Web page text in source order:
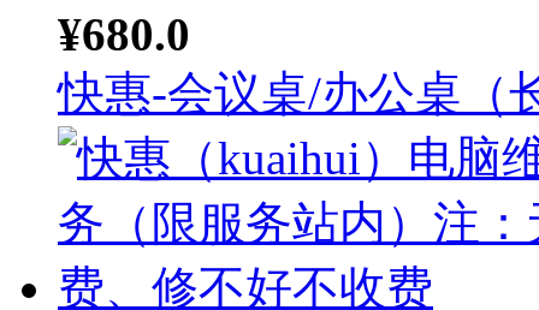
¥680.0
快惠-会议桌/办公桌（